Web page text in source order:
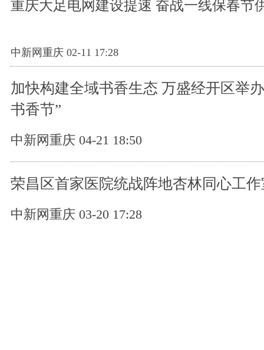
重庆大足电网建设提速 奋战一线保春节
中新网重庆 02-11 17:28
加快构建全域书香生态 万盛经开区举
书香节”
中新网重庆 04-21 18:50
荣昌区首家医院统战阵地杏林同心工
中新网重庆 03-20 17:28